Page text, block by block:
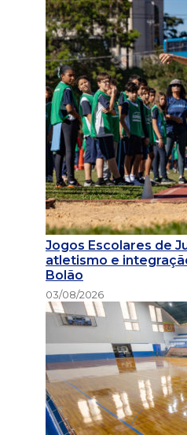
Jogos Escolares de
atletismo e
Bolão
03/08/2026